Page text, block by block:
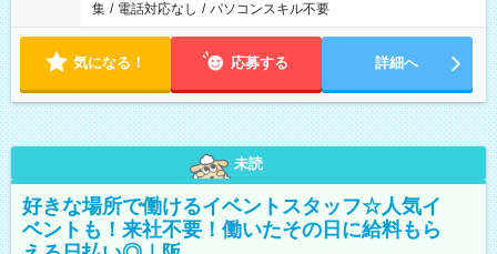
集 / 電話対応なし / パソコンスキル不要
気になる！ 応募する 詳細へ
未読
好きな場所で働けるイベントスタッフ☆人気イ
ベントも！来社不要！働いたその日に給料もら